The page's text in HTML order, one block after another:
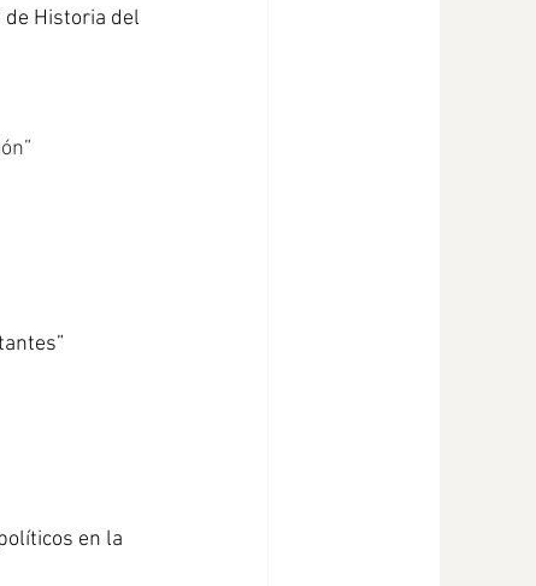
de Historia del
en la